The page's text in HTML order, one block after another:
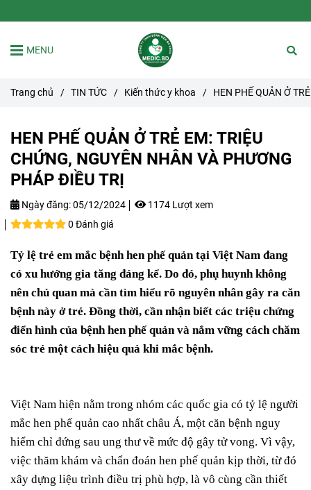
MENU
Trang chủ / TIN TỨC / Kiến thức y khoa / HEN PHẾ QUẢN Ở
HEN PHẾ QUẢN Ở TRẺ EM: TRIỆU
CHỨNG, NGUYÊN NHÂN VÀ PHƯƠNG
PHÁP ĐIỀU TRỊ
Ngày đăng:05/12/2024
1174 Lượt xem
0 Đánh giá
Tỷ lệ trẻ em mắc bệnh hen phế quản tại Việt Nam đang
có xu hướng gia tăng đáng kể. Do đó, phụ huynh không
nên chủ quan mà cần tìm hiểu rõ nguyên nhân gây ra căn
bệnh này ở trẻ. Đồng thời, cần nhận biết các triệu chứng
điển hình của bệnh hen phế quản và nắm vững cách chăm
sóc trẻ một cách hiệu quả khi mắc bệnh.
Việt Nam hiện nằm trong nhóm các quốc gia có tỷ lệ người
mắc hen phế quản cao nhất châu Á, một căn bệnh nguy
hiểm chỉ đứng sau ung thư về mức độ gây tử vong. Vì vậy,
việc thăm khám và chẩn đoán hen phế quản kịp thời, từ đó
xây dựng liệu trình điều trị phù hợp, là vô cùng cần thiết